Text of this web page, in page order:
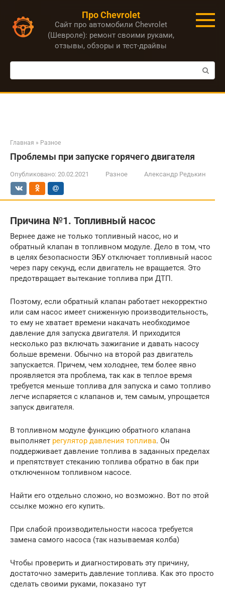
контенту
Про Chevrolet
Сайт про автомобили Chevrolet
(Шевроле): ремонт своими руками,
отзывы, обзоры и тест-драйвы
Поиск:
Главная » Разное
Проблемы при запуске горячего двигателя
Опубликовано: 20.02.2021 Разное Александр Редькин
Причина №1. Топливный насос
Вернее даже не только топливный насос, но и
обратный клапан в топливном модуле. Дело в том, что
в целях безопасности ЭБУ отключает топливный насос
через пару секунд, если двигатель не вращается. Это
предотвращает вытекание топлива при ДТП.
Поэтому, если обратный клапан работает некорректно
или сам насос имеет сниженную производительность,
то ему не хватает времени накачать необходимое
давление для запуска двигателя. И приходится
несколько раз включать зажигание и давать насосу
больше времени. Обычно на второй раз двигатель
запускается. Причем, чем холоднее, тем более явно
проявляется эта проблема, так как в теплое время
требуется меньше топлива для запуска и само топливо
легче испаряется с клапанов и, тем самым, упрощается
запуск двигателя.
В топливном модуле функцию обратного клапана
выполняет регулятор давления топлива. Он
поддерживает давление топлива в заданных пределах
и препятствует стеканию топлива обратно в бак при
отключенном топливном насосе.
Найти его отдельно сложно, но возможно. Вот по этой
ссылке можно его купить.
При слабой производительности насоса требуется
замена самого насоса (так называемая колба)
Чтобы проверить и диагностировать эту причину,
достаточно замерить давление топлива. Как это просто
сделать своими руками, показано тут